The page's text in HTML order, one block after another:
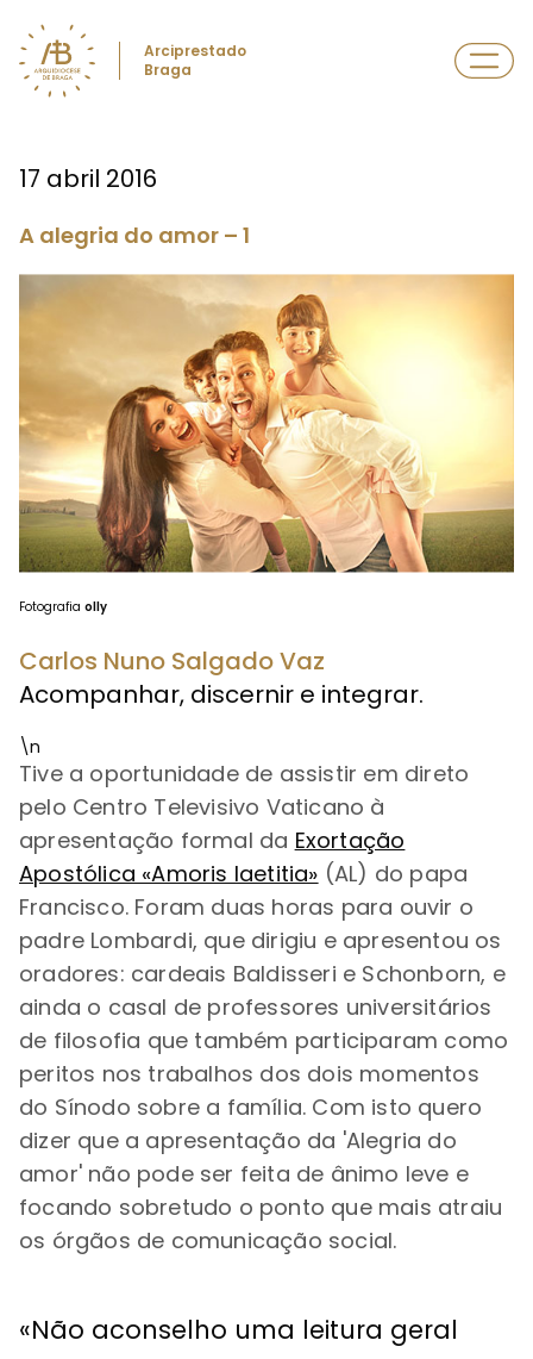
Arciprestado
Braga
17 abril 2016
A alegria do amor – 1
Fotografia olly
Carlos Nuno Salgado Vaz
Acompanhar, discernir e integrar.
\n
Tive a oportunidade de assistir em direto
pelo Centro Televisivo Vaticano à
apresentação formal da Exortação
Apostólica «Amoris laetitia» (AL) do papa
Francisco. Foram duas horas para ouvir o
padre Lombardi, que dirigiu e apresentou os
oradores: cardeais Baldisseri e Schonborn, e
ainda o casal de professores universitários
de filosofia que também participaram como
peritos nos trabalhos dos dois momentos
do Sínodo sobre a família. Com isto quero
dizer que a apresentação da 'Alegria do
amor' não pode ser feita de ânimo leve e
focando sobretudo o ponto que mais atraiu
os órgãos de comunicação social.
«Não aconselho uma leitura geral